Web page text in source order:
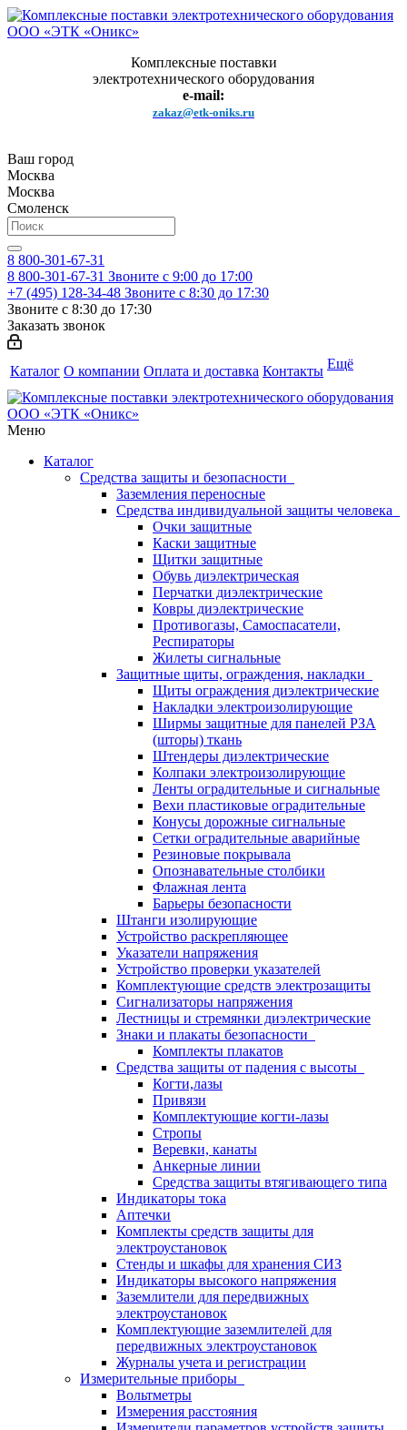
Комплексные поставки
электротехнического оборудования
e-mail:
zakaz@etk-oniks.ru
Ваш город
Москва
Москва
Смоленск
8 800-301-67-31
8 800-301-67-31 Звоните с 9:00 до 17:00
+7 (495) 128-34-48 Звоните с 8:30 до 17:30
Звоните с 8:30 до 17:30
Заказать звонок
Каталог О компании Оплата и доставка Контакты Ещё
Меню
Каталог
Средства защиты и безопасности
Заземления переносные
Средства индивидуальной защиты человека
Очки защитные
Каски защитные
Щитки защитные
Обувь диэлектрическая
Перчатки диэлектрические
Ковры диэлектрические
Противогазы, Самоспасатели,
Респираторы
Жилеты сигнальные
Защитные щиты, ограждения, накладки
Щиты ограждения диэлектрические
Накладки электроизолирующие
Ширмы защитные для панелей РЗА
(шторы) ткань
Штендеры диэлектрические
Колпаки электроизолирующие
Ленты оградительные и сигнальные
Вехи пластиковые оградительные
Конусы дорожные сигнальные
Сетки оградительные аварийные
Резиновые покрывала
Опознавательные столбики
Флажная лента
Барьеры безопасности
Штанги изолирующие
Устройство раскрепляющее
Указатели напряжения
Устройство проверки указателей
Комплектующие средств электрозащиты
Сигнализаторы напряжения
Лестницы и стремянки диэлектрические
Знаки и плакаты безопасности
Комплекты плакатов
Средства защиты от падения с высоты
Когти,лазы
Привязи
Комплектующие когти-лазы
Стропы
Веревки, канаты
Анкерные линии
Средства защиты втягивающего типа
Индикаторы тока
Аптечки
Комплекты средств защиты для
электроустановок
Стенды и шкафы для хранения СИЗ
Индикаторы высокого напряжения
Заземлители для передвижных
электроустановок
Комплектующие заземлителей для
передвижных электроустановок
Журналы учета и регистрации
Измерительные приборы
Вольтметры
Измерения расстояния